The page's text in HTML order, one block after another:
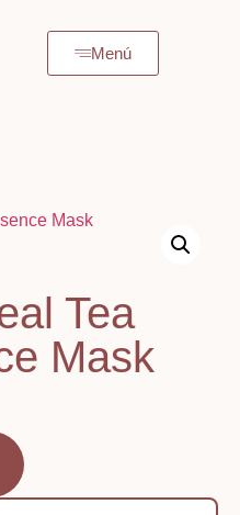
Menú
Tea
Mask